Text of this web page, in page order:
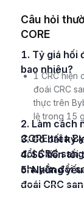
Câu hỏi
CORE
1. Tỷ giá hối đoái CRC sang CORE hiện tại là
bao nhiêu?
1 CRC hiện
đoái CRC
thực trên
lệ trong 15
2. Làm cách nào để chuyển đổi CRC sang
CORE trên
3. Có bất kỳ khoản phí nào cho việc chuyển
đổi CRC
4. Số tiền tối thiểu của CRC mà tôi có thể
chuyển đổi
5. Những yếu tố nào ảnh hưởng đến tỷ giá hối
đoái CRC